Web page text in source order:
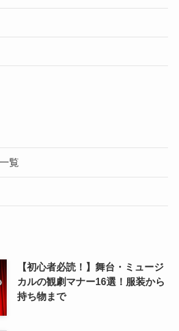
覧
【初心者必読！】舞台・ミュージ
カルの観劇マナー16選！服装から
持ち物まで